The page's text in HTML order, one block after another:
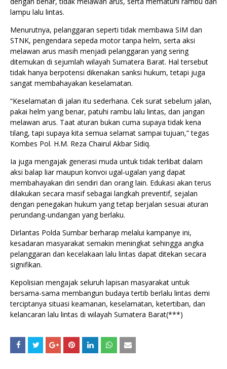
lampu lalu lintas.
Menurutnya, pelanggaran seperti tidak membawa SIM dan
STNK, pengendara sepeda motor tanpa helm, serta aksi
melawan arus masih menjadi pelanggaran yang sering
ditemukan di sejumlah wilayah Sumatera Barat. Hal tersebut
tidak hanya berpotensi dikenakan sanksi hukum, tetapi juga
sangat membahayakan keselamatan.
“Keselamatan di jalan itu sederhana. Cek surat sebelum jalan,
pakai helm yang benar, patuhi rambu lalu lintas, dan jangan
melawan arus. Taat aturan bukan cuma supaya tidak kena
tilang, tapi supaya kita semua selamat sampai tujuan,” tegas
Kombes Pol. H.M. Reza Chairul Akbar Sidiq.
Ia juga mengajak generasi muda untuk tidak terlibat dalam
aksi balap liar maupun konvoi ugal-ugalan yang dapat
membahayakan diri sendiri dan orang lain. Edukasi akan terus
dilakukan secara masif sebagai langkah preventif, sejalan
dengan penegakan hukum yang tetap berjalan sesuai aturan
perundang-undangan yang berlaku.
Dirlantas Polda Sumbar berharap melalui kampanye ini,
kesadaran masyarakat semakin meningkat sehingga angka
pelanggaran dan kecelakaan lalu lintas dapat ditekan secara
signifikan.
Kepolisian mengajak seluruh lapisan masyarakat untuk
bersama-sama membangun budaya tertib berlalu lintas demi
terciptanya situasi keamanan, keselamatan, ketertiban, dan
kelancaran lalu lintas di wilayah Sumatera Barat(***)